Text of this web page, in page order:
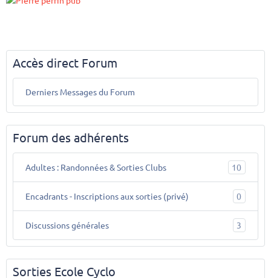
Accès direct Forum
Derniers Messages du Forum
Forum des adhérents
Adultes : Randonnées & Sorties Clubs 10
Encadrants - Inscriptions aux sorties (privé) 0
Discussions générales 3
Sorties Ecole Cyclo